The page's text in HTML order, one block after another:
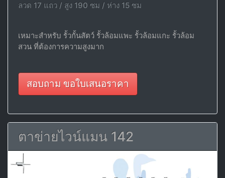
ลวด 17 แถว / สูง 190 ซม / ห่าง 15 ซม
เหมาะสำหรับ รั้วกั้นสัตว์ รั้วล้อมแพะ รั้วล้อมแกะ รั้วล้อม
สวน ที่ต้องการความสูงมาก
สอบถาม ขอใบเสนอราคา
ตาข่ายไวน์แมน 142